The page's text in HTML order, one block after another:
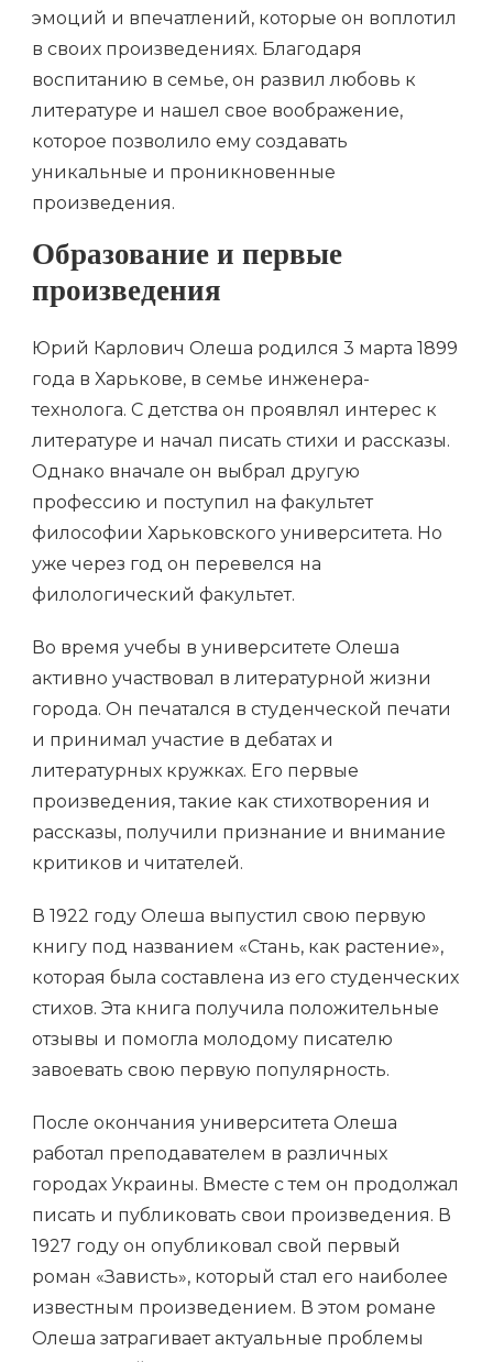
эмоций и впечатлений, которые он воплотил
в своих произведениях. Благодаря
воспитанию в семье, он развил любовь к
литературе и нашел свое воображение,
которое позволило ему создавать
уникальные и проникновенные
произведения.
Образование и первые
произведения
Юрий Карлович Олеша родился 3 марта 1899
года в Харькове, в семье инженера-
технолога. С детства он проявлял интерес к
литературе и начал писать стихи и рассказы.
Однако вначале он выбрал другую
профессию и поступил на факультет
философии Харьковского университета. Но
уже через год он перевелся на
филологический факультет.
Во время учебы в университете Олеша
активно участвовал в литературной жизни
города. Он печатался в студенческой печати
и принимал участие в дебатах и
литературных кружках. Его первые
произведения, такие как стихотворения и
рассказы, получили признание и внимание
критиков и читателей.
В 1922 году Олеша выпустил свою первую
книгу под названием «Стань, как растение»,
которая была составлена из его студенческих
стихов. Эта книга получила положительные
отзывы и помогла молодому писателю
завоевать свою первую популярность.
После окончания университета Олеша
работал преподавателем в различных
городах Украины. Вместе с тем он продолжал
писать и публиковать свои произведения. В
1927 году он опубликовал свой первый
роман «Зависть», который стал его наиболее
известным произведением. В этом романе
Олеша затрагивает актуальные проблемы